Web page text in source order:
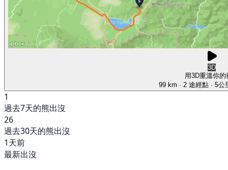
3D
用3D重溫你的
99 km · 2 途經點· 5公
1
過去7天的熊出沒
26
過去30天的熊出沒
1天前
最新出沒